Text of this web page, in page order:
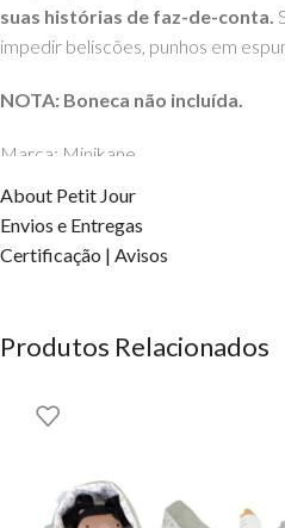
suas histórias de faz-de-conta.
impedir beliscões, punhos em
NOTA: Boneca não incluída.
Marca: Minikane
Dimensões desdobradas:
Idade: a partir dos 3 anos
DIREITOS DOS CONTEÚDOS
About Petit Jour
Envios e Entregas
Certificação | Avisos
Produtos Relacionados